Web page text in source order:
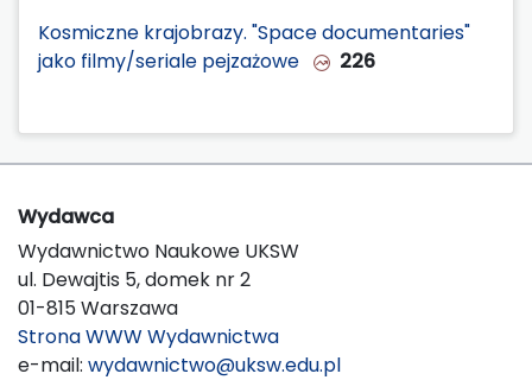
Kosmiczne krajobrazy. "Space documentaries"
jako filmy/seriale pejzażowe
226
Wydawca
Wydawnictwo Naukowe UKSW
ul. Dewajtis 5, domek nr 2
01-815 Warszawa
Strona WWW Wydawnictwa
e-mail: wydawnictwo@uksw.edu.pl